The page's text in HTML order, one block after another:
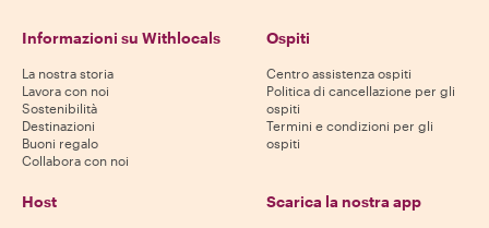
Informazioni su Withlocals
La nostra storia
Lavora con noi
Sostenibilità
Destinazioni
Buoni regalo
Collabora con noi
Ospiti
Centro assistenza ospiti
Politica di cancellazione per gli
ospiti
Termini e condizioni per gli
ospiti
Host Scarica la nostra app